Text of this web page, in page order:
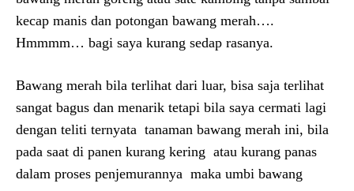
kecap manis dan potongan bawang merah….
Hmmmm… bagi saya kurang sedap rasanya.
Bawang merah bila terlihat dari luar, bisa saja terlihat
sangat bagus dan menarik tetapi bila saya cermati lagi
dengan teliti ternyata tanaman bawang merah ini, bila
pada saat di panen kurang kering atau kurang panas
dalam proses penjemurannya maka umbi bawang